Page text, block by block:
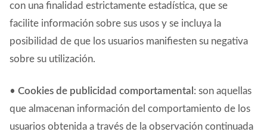
con una finalidad estrictamente estadística, que se
facilite información sobre sus usos y se incluya la
posibilidad de que los usuarios manifiesten su negativa
sobre su utilización.
• Cookies de publicidad comportamental : son aquellas
que almacenan información del comportamiento de los
usuarios obtenida a través de la observación continuada